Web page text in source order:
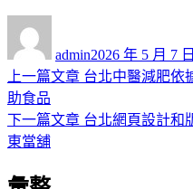
admin佈
日
2026 年 5 月 7 日
文
章
導
覽
上一篇文章 上
篇
台北中醫減肥依
助食品
下一篇文章 下
台北網頁設計和
東當舖